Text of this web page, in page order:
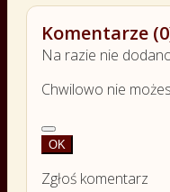
Komentarze
Na razie nie
Chwilowo nie
OK
Zgłoś komentarz